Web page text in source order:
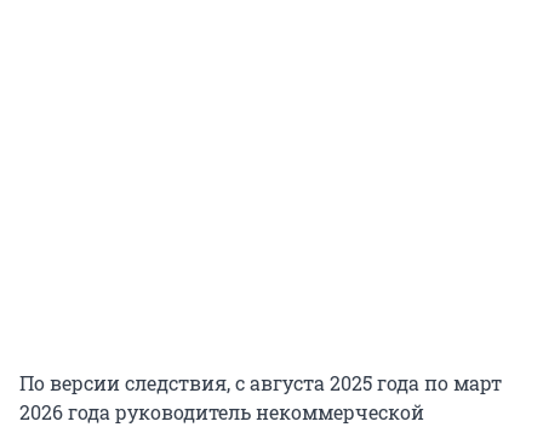
По версии следствия, с августа 2025 года по март
2026 года руководитель некоммерческой